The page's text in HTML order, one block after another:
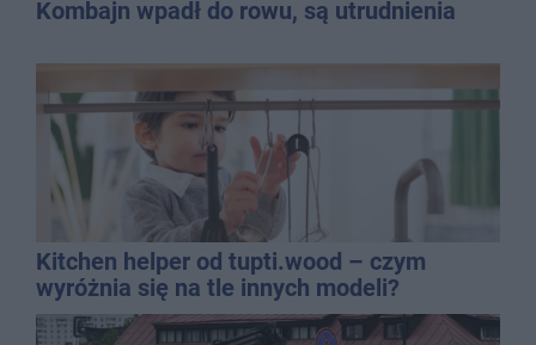
Kombajn wpadł do rowu, są utrudnienia
Kitchen helper od tupti.wood – czym
wyróżnia się na tle innych modeli?